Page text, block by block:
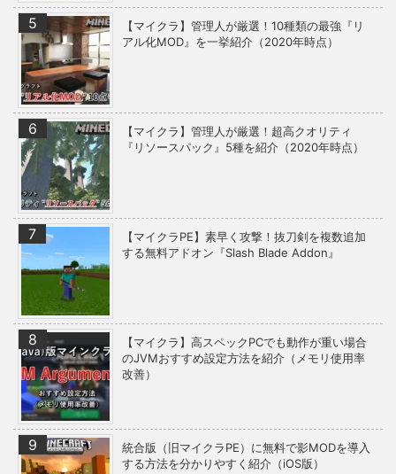
【マイクラ】管理人が厳選！10種類の最強『リ
アル化MOD』を一挙紹介（2020年時点）
【マイクラ】管理人が厳選！超高クオリティ
『リソースパック』5種を紹介（2020年時点）
【マイクラPE】素早く攻撃！抜刀剣を複数追加
する無料アドオン『Slash Blade Addon』
【マイクラ】高スペックPCでも動作が重い場合
のJVMおすすめ設定方法を紹介（メモリ使用率
改善）
統合版（旧マイクラPE）に無料で影MODを導入
する方法を分かりやすく紹介（iOS版）